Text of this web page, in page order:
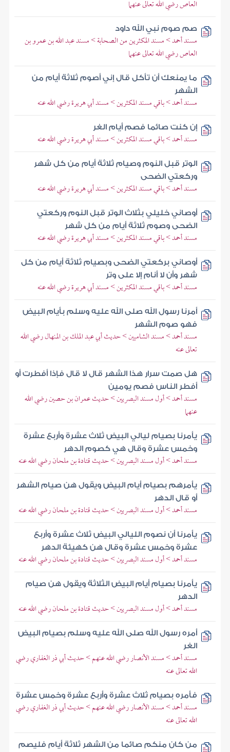
العاص رضي الله تعالى عنهما
صم صوم نبي الله داود
مسند أحمد > مسند المكثرين من الصحابة > مسند عبد الله بن عمرو بن
العاص رضي الله تعالى عنهما
ما يمنعك أن تأكل قال إني أصوم ثلاثة أيام من
الشهر
مسند أحمد > باقي مسند المكثرين > مسند أبي هريرة رضي الله عنه
إن كنت صائما فصم أيام الغر
مسند أحمد > باقي مسند المكثرين > مسند أبي هريرة رضي الله عنه
الوتر قبل النوم وصيام ثلاثة أيام من كل شهر
وركعتي الضحى
مسند أحمد > باقي مسند المكثرين > مسند أبي هريرة رضي الله عنه
أوصاني خليلي بثلاث الوتر قبل النوم وركعتي
الضحى وصوم ثلاثة أيام من كل شهر
مسند أحمد > باقي مسند المكثرين > مسند أبي هريرة رضي الله عنه
أوصاني بركعتي الضحى وبصيام ثلاثة أيام من كل
شهر وأن لا أنام إلا على وتر
مسند أحمد > باقي مسند المكثرين > مسند أبي هريرة رضي الله عنه
أمرنا رسول الله صلى الله عليه وسلم بأيام البيض
فهو صوم الشهر
مسند أحمد > مسند الشاميين > حديث أبي عبد الملك بن المنهال رضي الله
تعالى عنه
هل صمت سرار هذا الشهر قال لا قال فإذا أفطرت أو
أفطر الناس فصم يومين
مسند أحمد > أول مسند البصريين > حديث عمران بن حصين رضي الله
عنهما
يأمرنا بصيام ليالي البيض ثلاث عشرة وأربع عشرة
وخمس عشرة وقال هي كصوم الدهر
مسند أحمد > أول مسند البصريين > حديث قتادة بن ملحان رضي الله عنه
يأمرهم بصيام أيام البيض ويقول هن صيام الشهر
أو قال الدهر
مسند أحمد > أول مسند البصريين > حديث قتادة بن ملحان رضي الله عنه
يأمرنا أن نصوم الليالي البيض ثلاث عشرة وأربع
عشرة وخمس عشرة وقال هن كهيئة الدهر
مسند أحمد > أول مسند البصريين > حديث قتادة بن ملحان رضي الله عنه
يأمرنا بصيام أيام البيض الثلاثة ويقول هن صيام
الدهر
مسند أحمد > أول مسند البصريين > حديث قتادة بن ملحان رضي الله عنه
أمره رسول الله صلى الله عليه وسلم بصيام البيض
الغر
مسند أحمد > مسند الأنصار رضي الله عنهم > حديث أبي ذر الغفاري رضي
الله تعالى عنه
فأمره بصيام ثلاث عشرة وأربع عشرة وخمس عشرة
مسند أحمد > مسند الأنصار رضي الله عنهم > حديث أبي ذر الغفاري رضي
الله تعالى عنه
من كان منكم صائما من الشهر ثلاثة أيام فليصم